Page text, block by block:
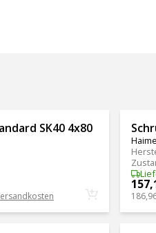
SK40 4x80